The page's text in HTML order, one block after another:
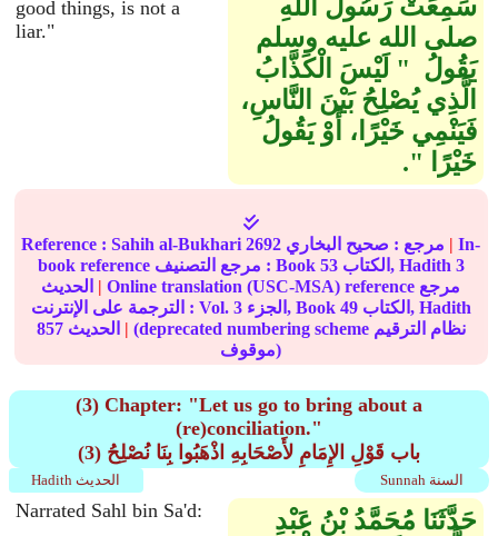
good things, is not a
liar."
سَمِعَتْ رَسُولَ اللَّهِ
صلى الله عليه وسلم
يَقُولُ ‏ "‏ لَيْسَ الْكَذَّابُ
الَّذِي يُصْلِحُ بَيْنَ النَّاسِ،
فَيَنْمِي خَيْرًا، أَوْ يَقُولُ
خَيْرًا ‏"‏‏.‏
Reference :Sahih al-Bukhari 2692 مرجع : صحيح البخاري | In-
book reference مرجع التصنيف : Book 53 الكتاب, Hadith 3
| Online translation (USC-MSA) reference مرجع
الترجمة على الإنترنت : Vol. 3 الجزء, Book 49
الكتاب, Hadith
857
| (deprecated numbering scheme نظام الترقيم
موقوف)
(3) Chapter: "Let us go to bring about a
(re)conciliation."
(3) باب قَوْلِ الإِمَامِ لأَصْحَابِهِ اذْهَبُوا بِنَا نُصْلِحُ
Sunnah السنة Hadith الحديث
Narrated Sahl bin Sa'd:
حَدَّثَنَا مُحَمَّدُ بْنُ عَبْدِ